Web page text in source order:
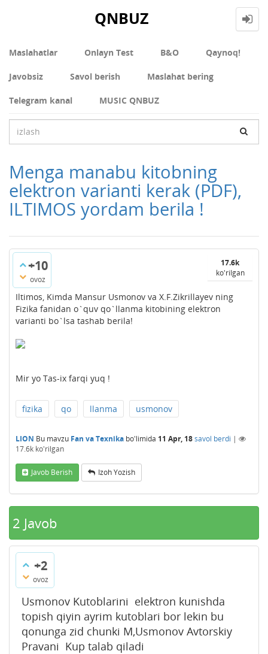
QNBUZ
Maslahatlar Onlayn Test В&О Qaynoq!
Javobsiz Savol berish Maslahat bering
Telegram kanal MUSIC QNBUZ
Menga manabu kitobning
elektron varianti kerak (PDF),
ILTIMOS yordam berila !
+10
ovoz
17.6k
ko'rilgan
Iltimos, Kimda Mansur Usmonov va X.F.Zikrillayev ning
Fizika fanidan o`quv qo`llanma kitobining elektron
varianti bo`lsa tashab berila!
Mir yo Tas-ix farqi yuq !
fizika qo llanma usmonov
LION Bu mavzu Fan va Texnika bo'limida 11 Apr, 18savol berdi |
17.6k ko'rilgan
Javob Berish Izoh Yozish
2 Javob
+2
ovoz
Usmonov Kutoblarini elektron kunishda
topish qiyin ayrim kutoblari bor lekin bu
qonunga zid chunki M,Usmonov Avtorskiy
Pravani Kup talab qiladi